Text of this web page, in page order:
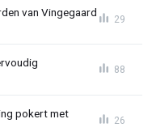
van Vingegaard
29
88
pokert met
26